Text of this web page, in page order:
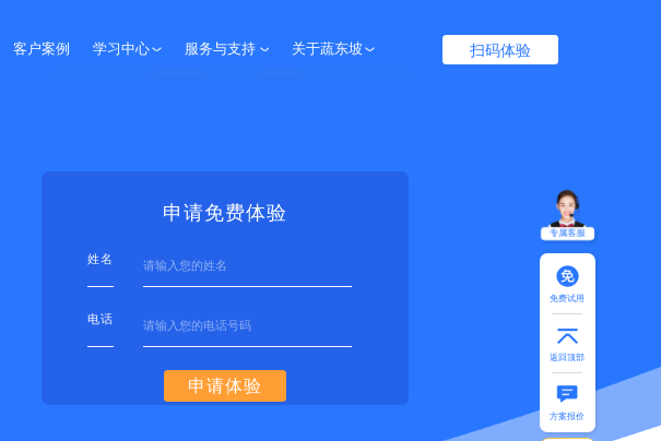
客户案例 学习中心
专家咨询
服务与支持 关于蔬东坡 扫码体验
申请免费体验
姓名
电话
申请体验
专属客服
免费试用
返回顶部
方案报价